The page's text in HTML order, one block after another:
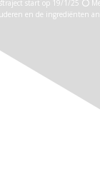
en de ingrediënten an